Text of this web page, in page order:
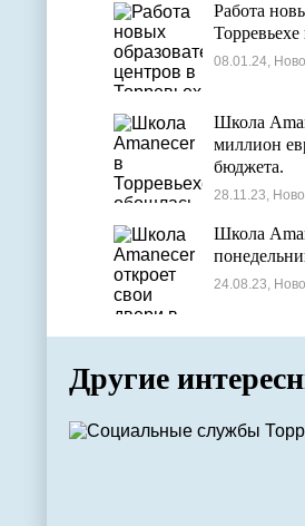
Работа
08.01.24,
Школа
миллион
бюджета.
28.11.23,
Школа
24.08.23,
Другие